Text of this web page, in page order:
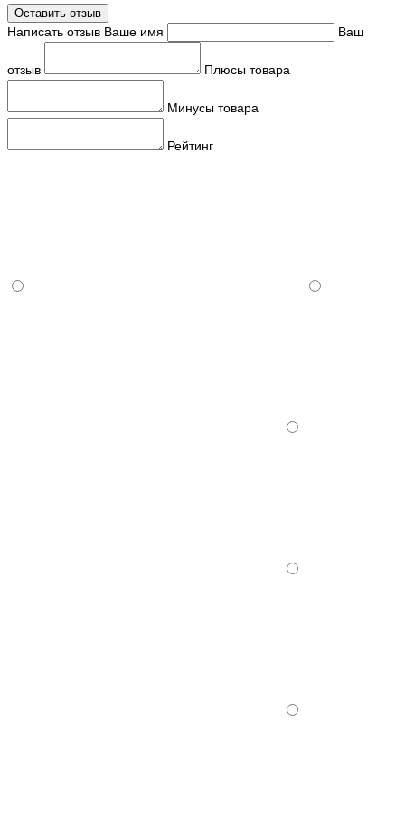
Оставить отзыв
Написать отзыв Ваше имя Ваш
отзыв Плюсы товара
Минусы товара
Рейтинг